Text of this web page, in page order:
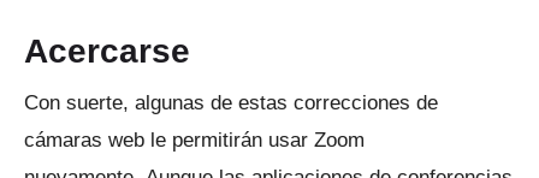
Acercarse
Con suerte, algunas de estas correcciones de
cámaras web le permitirán usar Zoom